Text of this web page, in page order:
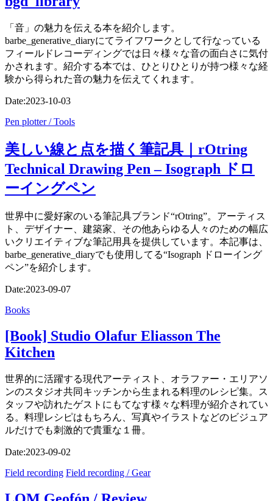
「音」の魅力を伝える本を紹介します。
barbe_generative_diaryにてライフワークとして行なっている
フィールドレコーディングでは日々様々な音の面白さに気付
かされます。紹介する本では、ひとりひとりが持つ様々な経
験から得られた音の魅力を伝えてくれます。
Date:2023-10-03
Pen plotter / Tools
美しい線と点を描く筆記具｜rOtring
Technical Drawing Pen – Isograph ドロ
ーイングペン
世界中に愛好家のいる筆記具ブランド“rOtring”。アーティス
ト、デザイナー、建築家、その他あらゆる人々のための幅広
いクリエイティブな筆記用具を提供しています。本記事は、
barbe_generative_diaryでも使用してる“Isograph ドローイング
ペン”を紹介します。
Date:2023-09-07
Books
[Book] Studio Olafur Eliasson The
Kitchen
世界的に活躍する現代アーティスト、オラファー・エリアソ
ンのスタジオ共同キッチンから生まれる料理のレシピ集。ス
タッフや訪れたゲストにもてなす様々な料理が紹介されてい
る。料理レシピはもちろん、写真やイラストなどのビジュア
ルだけでも刺激的で貴重な１冊。
Date:2023-09-02
Field recording Field recording / Gear